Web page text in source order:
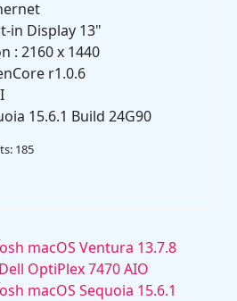
in Display 13"
: 2160 x 1440
r1.0.6
15.6.1 Build 24G90
185
macOS Ventura 13.7.8
OptiPlex 7470 AIO
macOS Sequoia 15.6.1